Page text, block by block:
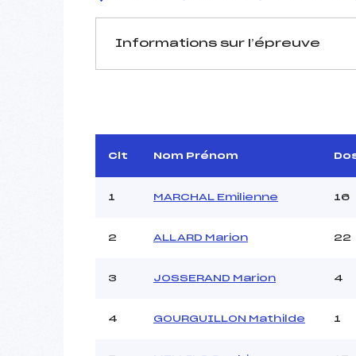
Informations sur l’épreuve
Arbitre :
Assistant :
MANCHE 1
Heure de départ :
Ouvreurs A :
Clt Nom Prénom
1 MARCHAL Emilienne 16
2 ALLARD Marion 22
3 JOSSERAND Marion 4
4 GOURGUILLON Mathilde 1